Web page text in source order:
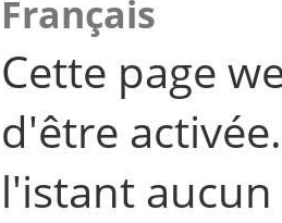
Français
Cette page
d'être
l'istant